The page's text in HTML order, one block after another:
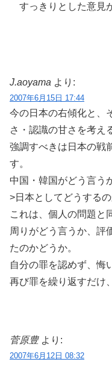
すっきりとした意見
J.aoyama より:
2007年6月15日 17:44
今の日本の右傾化と、
さ・認識の甘さを考え
強調すべきは日本の戦
す。
中国・韓国がどう言う
>日本としてどうするの
これは、個人の問題と
周りがどう言うか、評
たのかどうか。
自分の罪を認めず、悔
再び罪を繰り返すだけ
菅原豊 より:
2007年6月12日 08:32